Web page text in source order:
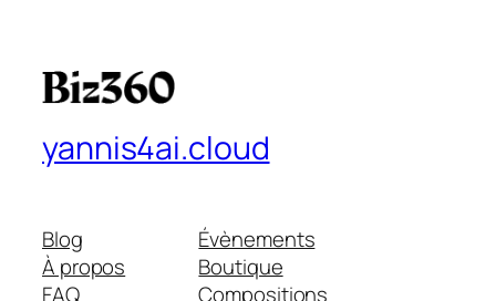
yannis4ai.cloud
Blog
À propos
FAQ
Évènements
Boutique
Compositions